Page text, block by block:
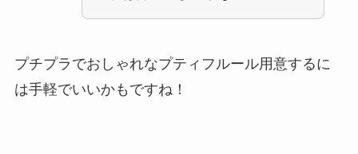
プチプラでおしゃれなプティフルール用意するに
は手軽でいいかもですね！